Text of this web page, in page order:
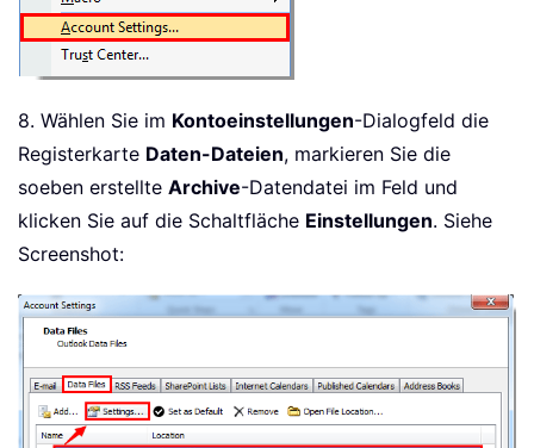
8. Wählen Sie im Kontoeinstellungen-Dialogfeld die
Registerkarte Daten-Dateien, markieren Sie die
soeben erstellte Archive-Datendatei im Feld und
klicken Sie auf die Schaltfläche Einstellungen. Siehe
Screenshot: